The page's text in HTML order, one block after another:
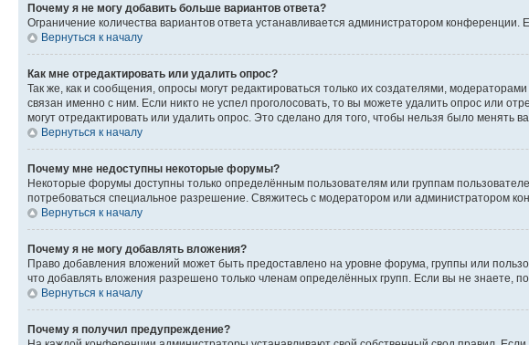
Почему я не могу добавить больше вариантов ответа?
Ограничение количества вариантов ответа устанавливается администратором
Вернуться к началу
Как мне отредактировать или удалить опрос?
Так же, как и сообщения, опросы могут редактироваться только их создателями,
связан именно с ним. Если никто не успел проголосовать, то вы можете удалить опрос или
могут отредактировать или удалить опрос. Это сделано для того, чтобы нельзя было менять
Вернуться к началу
Почему мне недоступны некоторые форумы?
Некоторые форумы доступны только определённым пользователям или группам
потребоваться специальное разрешение. Свяжитесь с модератором или администратором
Вернуться к началу
Почему я не могу добавлять вложения?
Право добавления вложений может быть предоставлено на уровне форума, группы или
что добавлять вложения разрешено только членам определённых групп. Если вы не знаете,
Вернуться к началу
Почему я получил предупреждение?